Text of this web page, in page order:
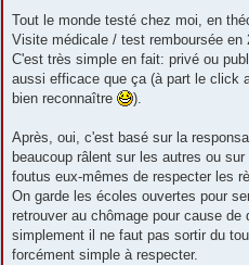
s
a
g
Tout le monde testé chez moi, en
Visite médicale / test remboursée en
C'est très simple en fait: privé ou
aussi efficace que ça (à part le click
bien reconnaître
).
Après, oui, c'est basé sur la
beaucoup râlent sur les autres ou
foutus eux-mêmes de respecter les
On garde les écoles ouvertes pour
retrouver au chômage pour cause de
simplement il ne faut pas sortir du
forcément simple à respecter.